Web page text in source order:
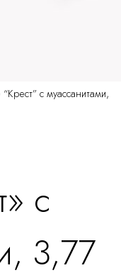
с муассанитами,
с
3,77